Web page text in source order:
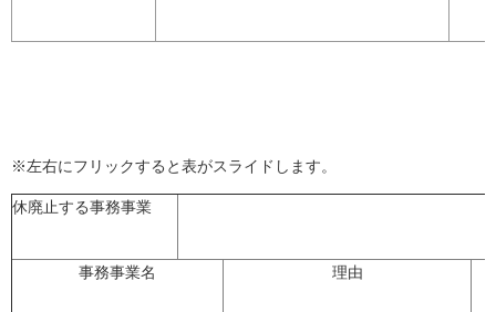
※左右にフリックすると表がスライドします。
休廃止する事務事業
事務事業名 理由